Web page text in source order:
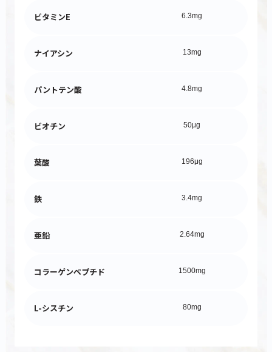
ビタミンE 6.3mg
ナイアシン 13mg
パントテン酸 4.8mg
ビオチン 50μg
葉酸 196μg
鉄 3.4mg
亜鉛 2.64mg
コラーゲンペプチド 1500mg
L-シスチン 80mg